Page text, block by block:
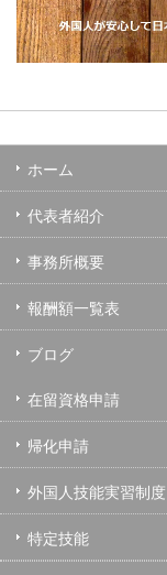
ホーム
代表者紹介
事務所概要
報酬額一覧表
ブログ
在留資格申請
帰化申請
外国人技能実習制度
特定技能